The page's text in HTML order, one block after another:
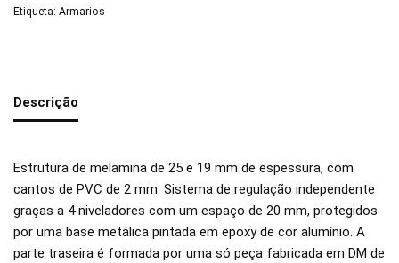
Etiqueta: Armarios
Descrição
Estrutura de melamina de 25 e 19 mm de espessura, com
cantos de PVC de 2 mm. Sistema de regulação independente
graças a 4 niveladores com um espaço de 20 mm, protegidos
por uma base metálica pintada em epoxy de cor alumínio. A
parte traseira é formada por uma só peça fabricada em DM de